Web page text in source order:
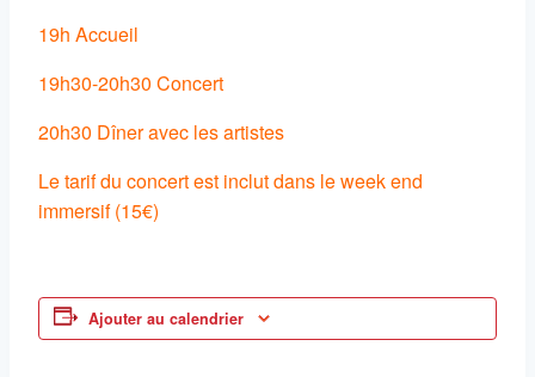
19h Accueil
19h30-20h30 Concert
20h30 Dîner avec les artistes
Le tarif du concert est inclut dans le week end
immersif (15€)
Ajouter au calendrier